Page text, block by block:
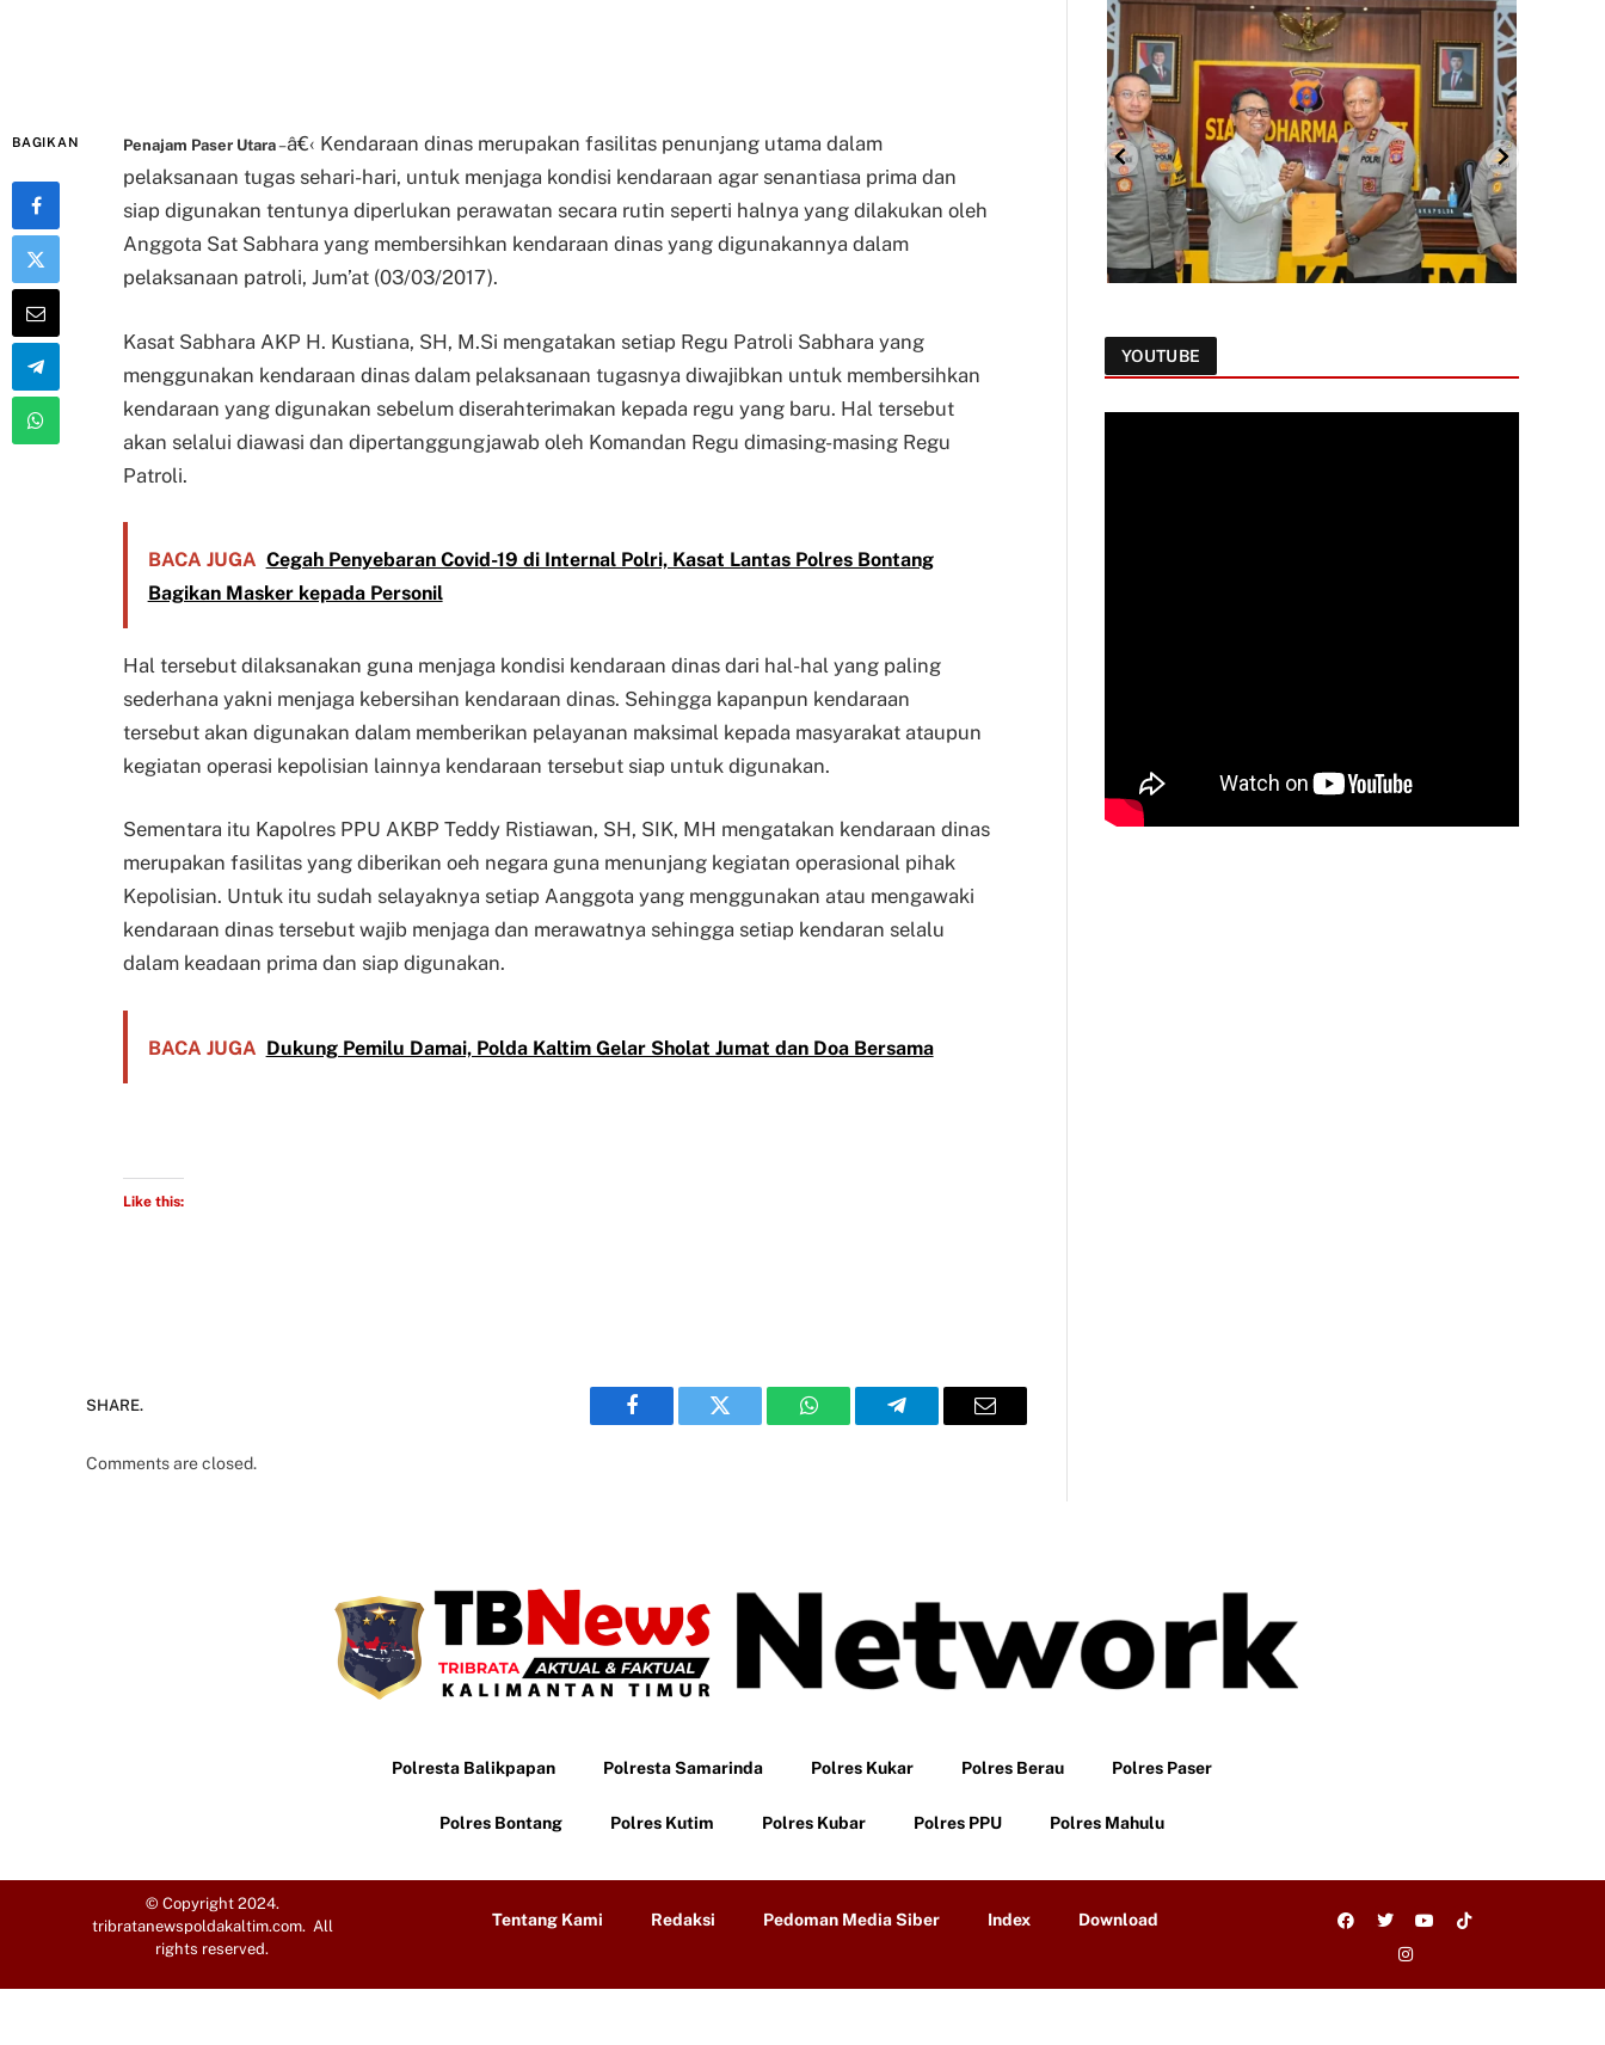
BAGIKAN Penajam Paser Utara–â€‹ Kendaraan dinas merupakan fasilitas penunjang utama dalam
pelaksanaan tugas sehari-hari, untuk menjaga kondisi kendaraan agar senantiasa prima dan
siap digunakan tentunya diperlukan perawatan secara rutin seperti halnya yang dilakukan oleh
Anggota Sat Sabhara yang membersihkan kendaraan dinas yang digunakannya dalam
pelaksanaan patroli, Jum’at (03/03/2017).
Kasat Sabhara AKP H. Kustiana, SH, M.Si mengatakan setiap Regu Patroli Sabhara yang
menggunakan kendaraan dinas dalam pelaksanaan tugasnya diwajibkan untuk membersihkan
kendaraan yang digunakan sebelum diserahterimakan kepada regu yang baru. Hal tersebut
akan selalui diawasi dan dipertanggungjawab oleh Komandan Regu dimasing-masing Regu
Patroli.
BACA JUGA Cegah Penyebaran Covid-19 di Internal Polri, Kasat Lantas Polres Bontang
Bagikan Masker kepada Personil
Hal tersebut dilaksanakan guna menjaga kondisi kendaraan dinas dari hal-hal yang paling
sederhana yakni menjaga kebersihan kendaraan dinas. Sehingga kapanpun kendaraan
tersebut akan digunakan dalam memberikan pelayanan maksimal kepada masyarakat ataupun
kegiatan operasi kepolisian lainnya kendaraan tersebut siap untuk digunakan.
Sementara itu Kapolres PPU AKBP Teddy Ristiawan, SH, SIK, MH mengatakan kendaraan dinas
merupakan fasilitas yang diberikan oeh negara guna menunjang kegiatan operasional pihak
Kepolisian. Untuk itu sudah selayaknya setiap Aanggota yang menggunakan atau mengawaki
kendaraan dinas tersebut wajib menjaga dan merawatnya sehingga setiap kendaran selalu
dalam keadaan prima dan siap digunakan.
BACA JUGA Dukung Pemilu Damai, Polda Kaltim Gelar Sholat Jumat dan Doa Bersama
Like this:
SHARE.
Facebook Twitter WhatsAppTelegram Email
Comments are closed.
YOUTUBE
Polresta Balikpapan Polresta Samarinda Polres Kukar Polres Berau Polres Paser
Polres Bontang Polres Kutim Polres Kubar Polres PPU Polres Mahulu
© Copyright 2024.
tribratanewspoldakaltim.com. All
rights reserved.
Tentang Kami Redaksi Pedoman Media Siber Index Download